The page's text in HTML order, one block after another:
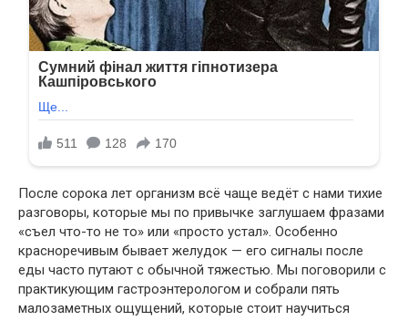
После сорока лет организм всё чаще ведёт с нами тихие
разговоры, которые мы по привычке заглушаем фразами
«съел что-то не то» или «просто устал». Особенно
красноречивым бывает желудок — его сигналы после
еды часто путают с обычной тяжестью. Мы поговорили с
практикующим гастроэнтерологом и собрали пять
малозаметных ощущений, которые стоит научиться